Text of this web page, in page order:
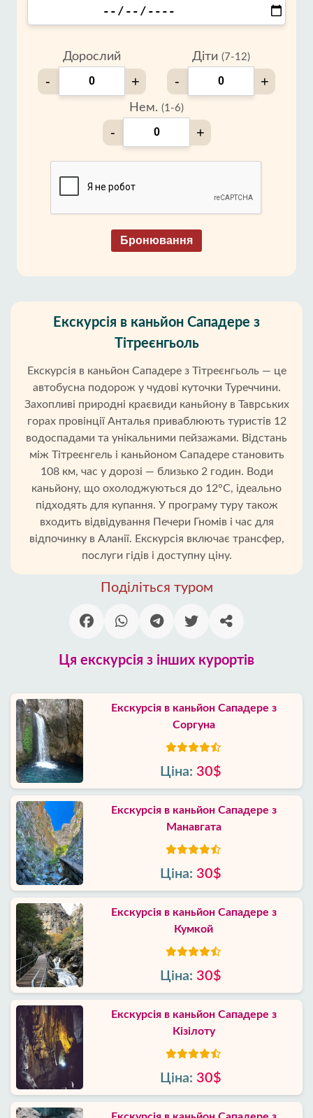
Дорослий
- +
Діти (7-12)
- +
Нем. (1-6)
- +
Бронювання
Екскурсія в каньйон Сападере з
Тітреєнгьоль
Екскурсія в каньйон Сападере з Тітреєнгьоль — це
автобусна подорож у чудові куточки Туреччини.
Захопливі природні краєвиди каньйону в Таврських
горах провінції Анталья приваблюють туристів 12
водоспадами та унікальними пейзажами. Відстань
між Тітреєнгель і каньйоном Сападере становить
108 км, час у дорозі — близько 2 годин. Води
каньйону, що охолоджуються до 12°C, ідеально
підходять для купання. У програму туру також
входить відвідування Печери Гномів і час для
відпочинку в Аланії. Екскурсія включає трансфер,
послуги гідів і доступну ціну.
Поділіться туром
Ця екскурсія з інших курортів
Екскурсія в каньйон Сападере з
Соргуна
Ціна: 30$
Екскурсія в каньйон Сападере з
Манавгата
Ціна: 30$
Екскурсія в каньйон Сападере з
Кумкой
Ціна: 30$
Екскурсія в каньйон Сападере з
Кізілоту
Ціна: 30$